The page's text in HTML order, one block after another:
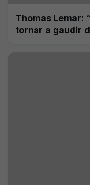
Thomas Lemar:
tornar a gaudir